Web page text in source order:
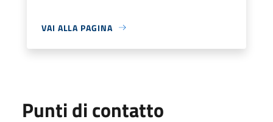
VAI ALLA PAGINA
Punti di contatto